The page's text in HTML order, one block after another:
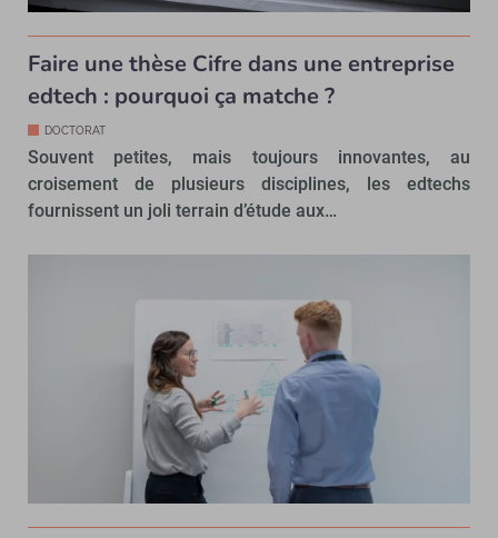
Faire une thèse Cifre dans une entreprise
edtech : pourquoi ça matche ?
DOCTORAT
Souvent petites, mais toujours innovantes, au
croisement de plusieurs disciplines, les edtechs
fournissent un joli terrain d’étude aux…